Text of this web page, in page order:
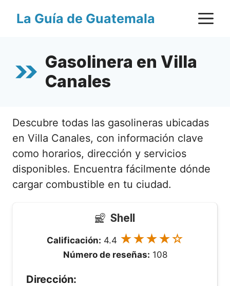
La Guía de Guatemala
Gasolinera en Villa
Canales
Descubre todas las gasolineras ubicadas
en Villa Canales, con información clave
como horarios, dirección y servicios
disponibles. Encuentra fácilmente dónde
cargar combustible en tu ciudad.
Shell
Calificación: 4.4 ★★★★☆
Número de reseñas: 108
Dirección: